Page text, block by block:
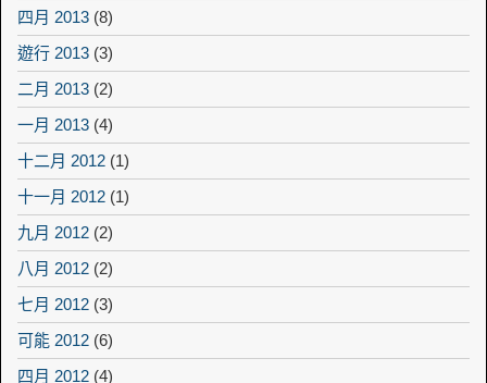
四月 2013 (8)
遊行 2013 (3)
二月 2013 (2)
一月 2013 (4)
十二月 2012 (1)
十一月 2012 (1)
九月 2012 (2)
八月 2012 (2)
七月 2012 (3)
可能 2012 (6)
四月 2012 (4)